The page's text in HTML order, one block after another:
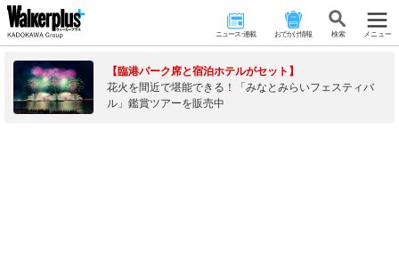
ニュース･連載 おでかけ情報 検 索 メニュー
【臨港パーク席と宿泊ホテルがセット】
花火を間近で堪能できる！「みなとみらいフェスティバ
ル」鑑賞ツアーを販売中